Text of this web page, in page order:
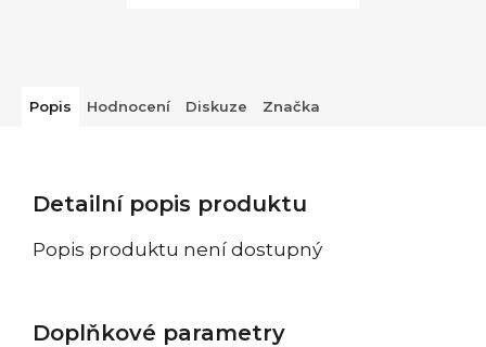
Popis Hodnocení Diskuze Značka
Detailní popis produktu
Popis produktu není dostupný
Doplňkové parametry